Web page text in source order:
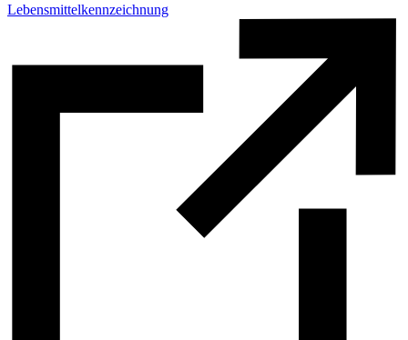
Lebensmittelkennzeichnung